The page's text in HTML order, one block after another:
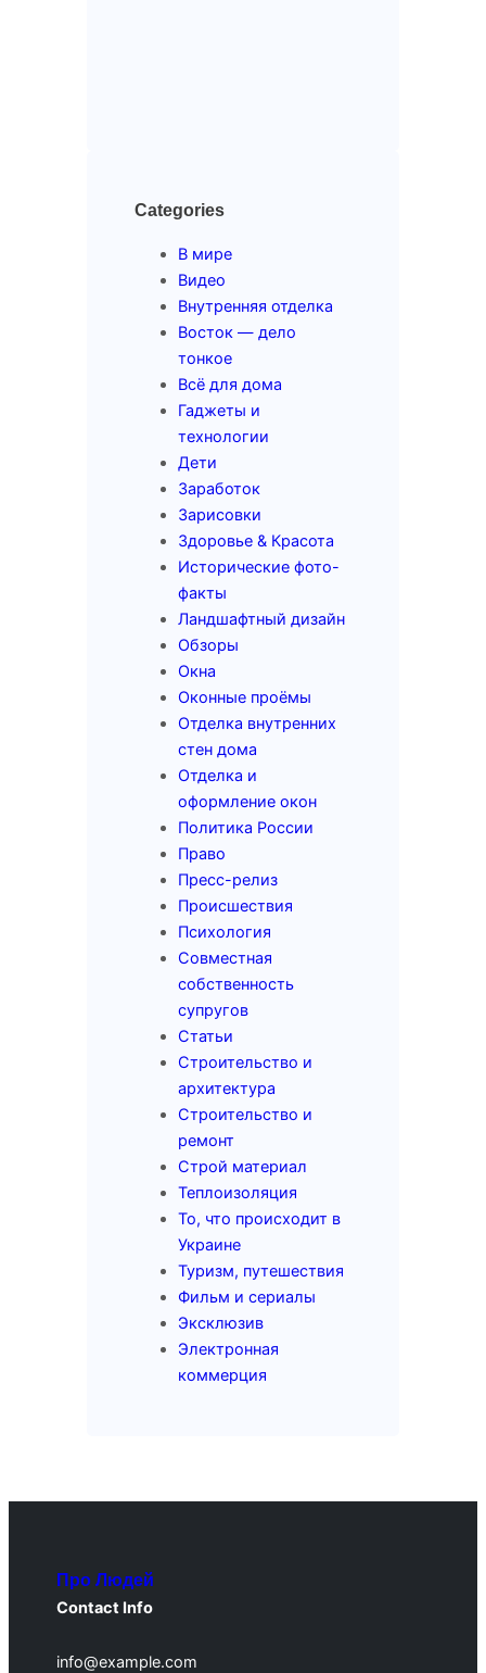
Categories
В мире
Видео
Внутренняя отделка
Восток — дело
тонкое
Всё для дома
Гаджеты и
технологии
Дети
Заработок
Зарисовки
Здоровье & Красота
Исторические фото-
факты
Ландшафтный дизайн
Обзоры
Окна
Оконные проёмы
Отделка внутренних
стен дома
Отделка и
оформление окон
Политика России
Право
Пресс-релиз
Происшествия
Психология
Совместная
собственность
супругов
Статьи
Строительство и
архитектура
Строительство и
ремонт
Строй материал
Теплоизоляция
То, что происходит в
Украине
Туризм, путешествия
Фильм и сериалы
Эксклюзив
Электронная
коммерция
Про Людей
Contact Info
info@example.com